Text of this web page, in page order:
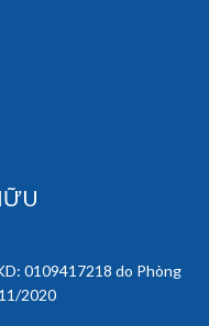
0109417218 do Phòng
2020